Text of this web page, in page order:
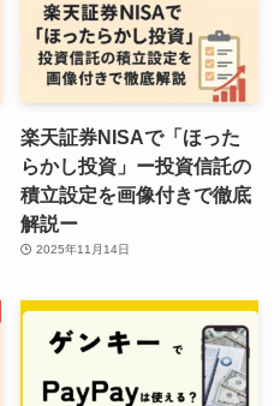
楽天証券NISAで「ほった
らかし投資」ー投資信託の
積立設定を画像付きで徹底
解説ー
2025年11月14日